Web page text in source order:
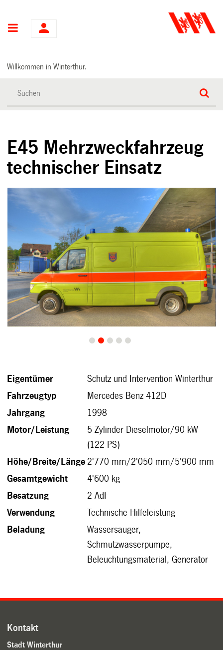
Hauptnavigation
Willkommen in Winterthur.
E45 Mehrzweckfahrzeug
technischer Einsatz
Eigentümer
Schutz und Intervention Winterthur
Fahrzeugtyp
Mercedes Benz 412D
Jahrgang
1998
Motor/Leistung
5 Zylinder Dieselmotor/90 kW
(122 PS)
Höhe/Breite/Länge 2'770 mm/2'050 mm/5'900 mm
Gesamtgewicht
4'600 kg
Besatzung
2 AdF
Verwendung
Technische Hilfeleistung
Beladung
Wassersauger,
Schmutzwasserpumpe,
Beleuchtungsmaterial, Generator
Kontakt
Stadt Winterthur